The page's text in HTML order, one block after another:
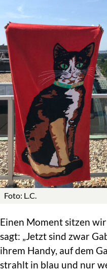
Foto: L.C.
Einen Moment sitzen
sagt: „Jetzt sind zwar
ihrem Handy, auf dem
strahlt in blau und nur